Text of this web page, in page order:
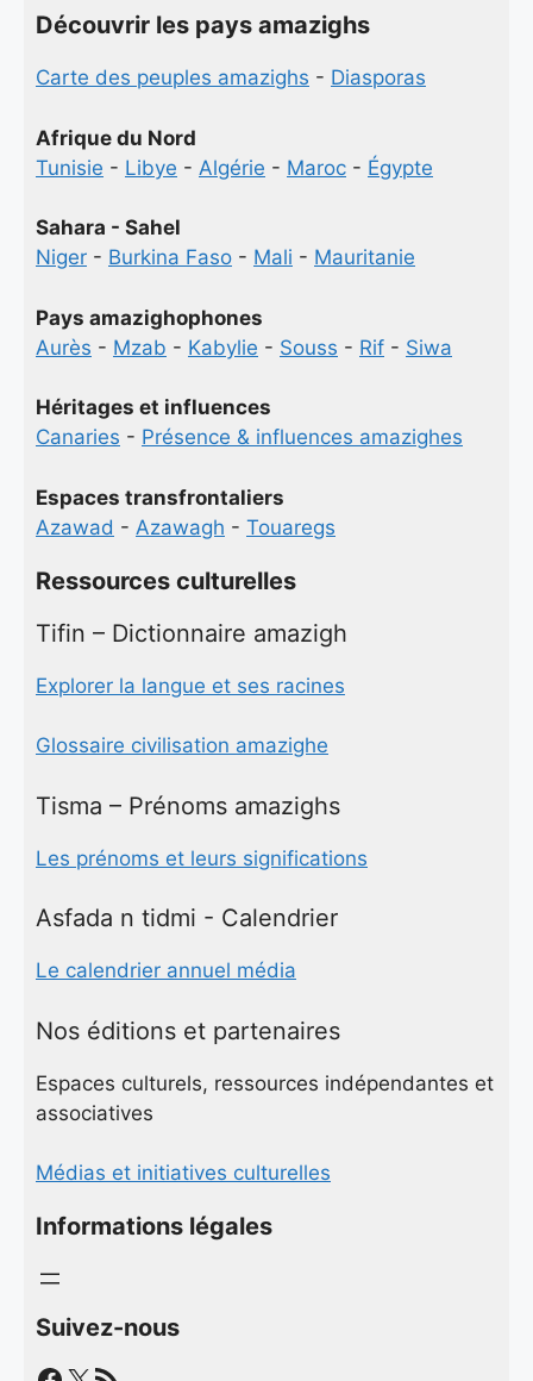
Découvrir les pays amazighs
Carte des peuples amazighs - Diasporas
Afrique du Nord
Tunisie - Libye - Algérie - Maroc - Égypte
Sahara - Sahel
Niger - Burkina Faso - Mali - Mauritanie
Pays amazighophones
Aurès - Mzab - Kabylie - Souss - Rif - Siwa
Héritages et influences
Canaries - Présence & influences amazighes
Espaces transfrontaliers
Azawad - Azawagh - Touaregs
Ressources culturelles
Tifin – Dictionnaire amazigh
Explorer la langue et ses racines
Glossaire civilisation amazighe
Tisma – Prénoms amazighs
Les prénoms et leurs significations
Asfada n tidmi - Calendrier
Le calendrier annuel média
Nos éditions et partenaires
Espaces culturels, ressources indépendantes et
associatives
Médias et initiatives culturelles
Informations légales
Suivez-nous